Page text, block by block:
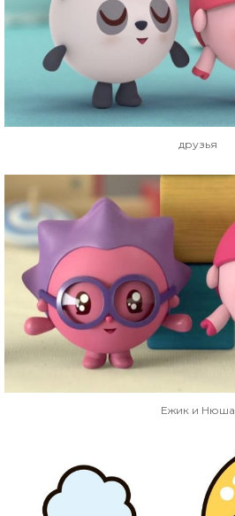
друзья
Ежик и Нюша